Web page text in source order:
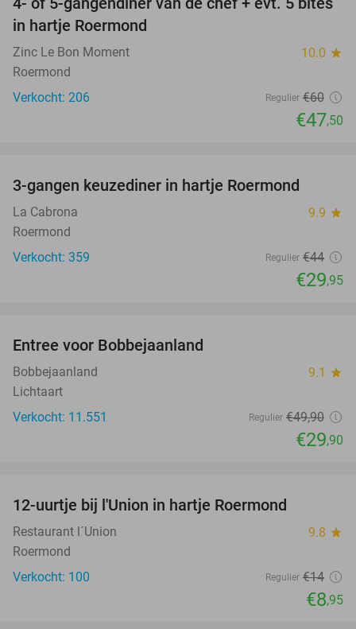
21%
in hartje Roermond
Zinc Le Bon Moment 10.0 star
Roermond
Verkocht: 206
Regulier €60
€47,50
3-gangen keuzediner in hartje Roermond
La Cabrona 9.9 star
Roermond
Verkocht: 359
Regulier €44
€29,95
Entree voor Bobbejaanland
Bobbejaanland 9.1 star
Lichtaart
Verkocht: 11.551
Regulier €49,90
€29,90
12-uurtje bij l'Union in hartje Roermond
Restaurant l´Union 9.8 star
Roermond
Verkocht: 100
Regulier €14
€8,95